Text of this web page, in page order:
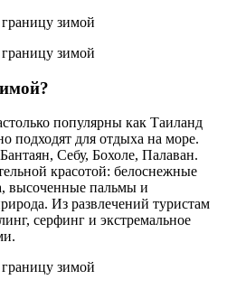
популярны как Таиланд
подходят для отдыха на море.
Себу, Бохоле, Палаван.
красотой: белоснежные
высоченные пальмы и
Из развлечений туристам
серфинг и экстремальное